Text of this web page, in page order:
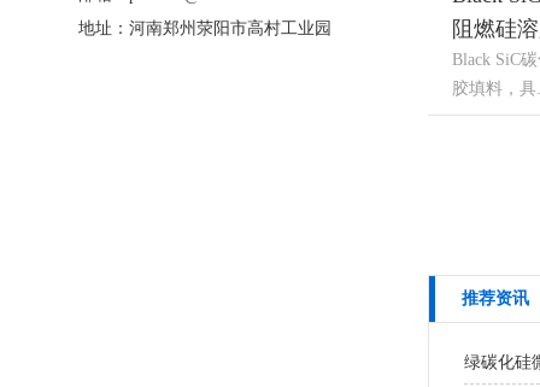
地址：河南郑州荥阳市高村工业园
阻燃硅
Black SiC
胶填料，
推荐资讯
绿碳化硅